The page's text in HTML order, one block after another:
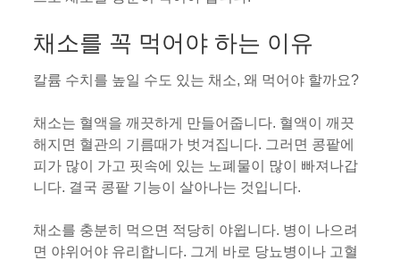
채소를 꼭 먹어야 하는 이유
칼륨 수치를 높일 수도 있는 채소, 왜 먹어야 할까요?
채소는 혈액을 깨끗하게 만들어줍니다. 혈액이 깨끗
해지면 혈관의 기름때가 벗겨집니다. 그러면 콩팥에
피가 많이 가고 핏속에 있는 노폐물이 많이 빠져나갑
니다. 결국 콩팥 기능이 살아나는 것입니다.
채소를 충분히 먹으면 적당히 야윕니다. 병이 나으려
면 야위어야 유리합니다. 그게 바로 당뇨병이나 고혈